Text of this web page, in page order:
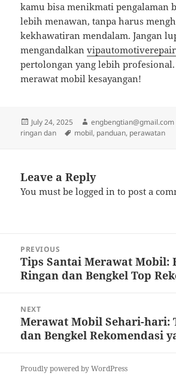
kamu bisa menikmati pengalaman
lebih menawan, tanpa harus
kekhawatiran mendalam. Jangan
mengandalkan
pertolongan yang lebih profesional.
merawat mobil kesayangan!
Posted
on
July 24, 2025 Author
engbengtian@gmail.com
ringan dan
Tags
mobil, panduan, perawatan
Leave a Reply
You must belogged in to post a
navigation
PREVIOUS
Previous
post:
Tips Santai Merawat Mobil:
Ringan dan Bengkel Top
NEXT
Next
post:
Merawat Mobil Sehari-hari:
dan Bengkel Rekomendasi
Proudly powered by WordPress